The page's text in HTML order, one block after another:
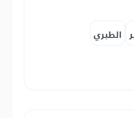
الطبري